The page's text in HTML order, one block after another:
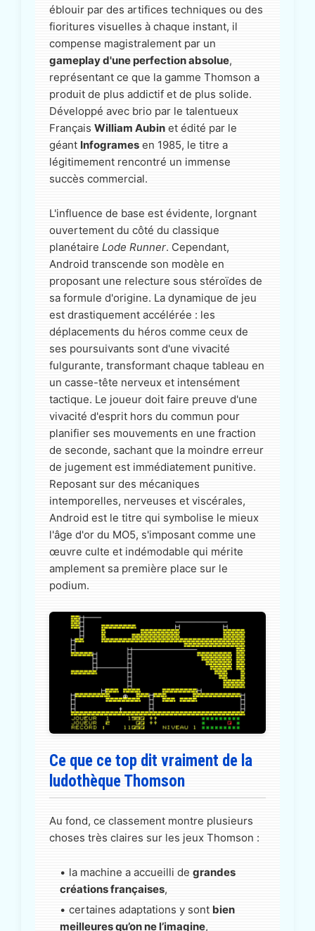
éblouir par des artifices techniques ou des
fioritures visuelles à chaque instant, il
compense magistralement par un
gameplay d'une perfection absolue,
représentant ce que la gamme Thomson a
produit de plus addictif et de plus solide.
Développé avec brio par le talentueux
Français William Aubin et édité par le
géant Infogrames en 1985, le titre a
légitimement rencontré un immense
succès commercial.
L'influence de base est évidente, lorgnant
ouvertement du côté du classique
planétaire Lode Runner. Cependant,
Android transcende son modèle en
proposant une relecture sous stéroïdes de
sa formule d'origine. La dynamique de jeu
est drastiquement accélérée : les
déplacements du héros comme ceux de
ses poursuivants sont d'une vivacité
fulgurante, transformant chaque tableau en
un casse-tête nerveux et intensément
tactique. Le joueur doit faire preuve d'une
vivacité d'esprit hors du commun pour
planifier ses mouvements en une fraction
de seconde, sachant que la moindre erreur
de jugement est immédiatement punitive.
Reposant sur des mécaniques
intemporelles, nerveuses et viscérales,
Android est le titre qui symbolise le mieux
l'âge d'or du MO5, s'imposant comme une
œuvre culte et indémodable qui mérite
amplement sa première place sur le
podium.
Ce que ce top dit vraiment de la
ludothèque Thomson
Au fond, ce classement montre plusieurs
choses très claires sur les jeux Thomson :
la machine a accueilli de grandes
créations françaises,
certaines adaptations y sont bien
meilleures qu’on ne l’imagine,